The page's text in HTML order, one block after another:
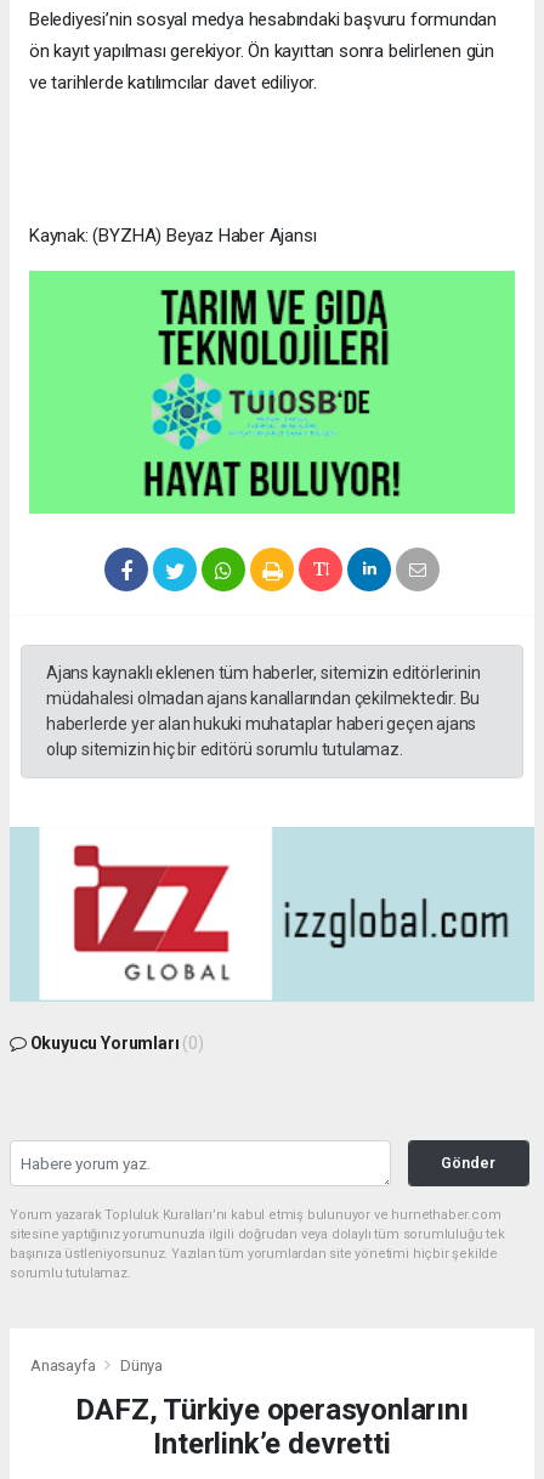
Belediyesi’nin sosyal medya hesabındaki başvuru formundan
ön kayıt yapılması gerekiyor. Ön kayıttan sonra belirlenen gün
ve tarihlerde katılımcılar davet ediliyor.
Kaynak: (BYZHA) Beyaz Haber Ajansı
Ajans kaynaklı eklenen tüm haberler, sitemizin editörlerinin
müdahalesi olmadan ajans kanallarından çekilmektedir. Bu
haberlerde yer alan hukuki muhataplar haberi geçen ajans
olup sitemizin hiç bir editörü sorumlu tutulamaz.
Okuyucu Yorumları (0)
Gönder
Yorum yazarak Topluluk Kuralları’nı kabul etmiş bulunuyor ve hurnethaber.com
sitesine yaptığınız yorumunuzla ilgili doğrudan veya dolaylı tüm sorumluluğu tek
başınıza üstleniyorsunuz. Yazılan tüm yorumlardan site yönetimi hiçbir şekilde
sorumlu tutulamaz.
Anasayfa Dünya
DAFZ, Türkiye operasyonlarını
Interlink’e devretti